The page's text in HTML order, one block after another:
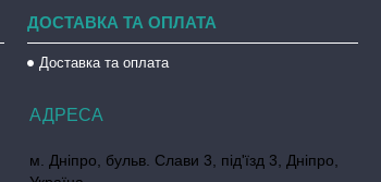
ДОСТАВКА ТА ОПЛАТА
Доставка та оплата
м. Дніпро, бульв. Слави 3, під'їзд 3, Дніпро,